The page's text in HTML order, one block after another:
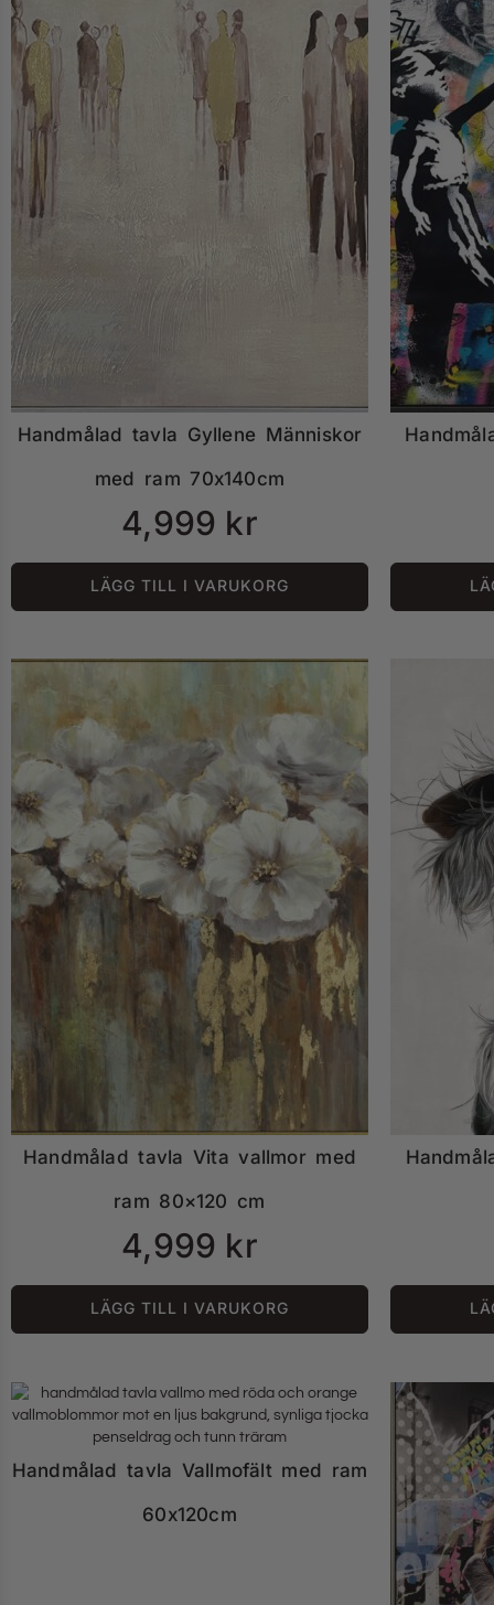
Handmålad tavla Gyllene Människor
med ram 70x140cm
4,999 kr
LÄGG TILL I VARUKORG
Handmålad tavla Vita vallmor med
ram 80×120 cm
4,999 kr
LÄGG TILL I VARUKORG
Handmålad tavla Vallmofält med ram
60x120cm